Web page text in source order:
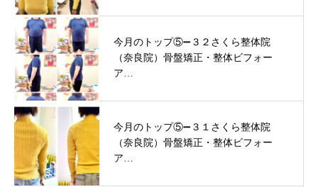
今月のトップ⑤➖３２さくら整体院
（奈良院）骨盤矯正・整体ビフォー
ア…
今月のトップ⑤➖３１さくら整体院
（奈良院）骨盤矯正・整体ビフォー
ア…